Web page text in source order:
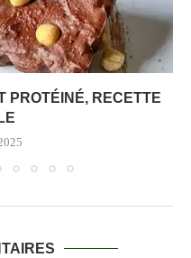
PROTÉINÉ, RECETTE